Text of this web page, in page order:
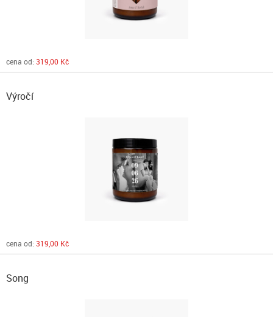
cena od: 319,00 Kč
Výročí
cena od: 319,00 Kč
Song